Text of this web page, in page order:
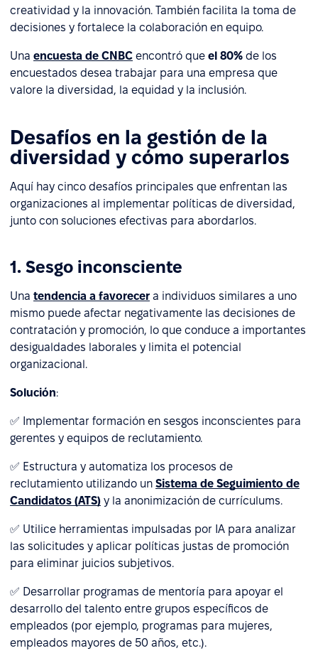
creatividad y la innovación. También facilita la toma de
decisiones y fortalece la colaboración en equipo.
Una encuesta de CNBC encontró que el 80% de los
encuestados desea trabajar para una empresa que
valore la diversidad, la equidad y la inclusión.
Desafíos en la gestión de la
diversidad y cómo superarlos
Aquí hay cinco desafíos principales que enfrentan las
organizaciones al implementar políticas de diversidad,
junto con soluciones efectivas para abordarlos.
1. Sesgo inconsciente
Una tendencia a favorecer a individuos similares a uno
mismo puede afectar negativamente las decisiones de
contratación y promoción, lo que conduce a importantes
desigualdades laborales y limita el potencial
organizacional.
Solución:
✅ Implementar formación en sesgos inconscientes para
gerentes y equipos de reclutamiento.
✅ Estructura y automatiza los procesos de
reclutamiento utilizando un Sistema de Seguimiento de
Candidatos (ATS) y la anonimización de currículums.
✅ Utilice herramientas impulsadas por IA para analizar
las solicitudes y aplicar políticas justas de promoción
para eliminar juicios subjetivos.
✅ Desarrollar programas de mentoría para apoyar el
desarrollo del talento entre grupos específicos de
empleados (por ejemplo, programas para mujeres,
empleados mayores de 50 años, etc.).